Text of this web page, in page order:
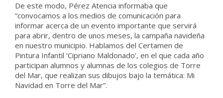
De este modo, Pérez Atencia informaba que
“convocamos a los medios de comunicación para
informar acerca de un evento importante que servirá
para abrir, dentro de unos meses, la campaña navideña
en nuestro municipio. Hablamos del Certamen de
Pintura Infantil ‘Cipriano Maldonado’, en el que cada año
participan alumnos y alumnas de los colegios de Torre
del Mar, que realizan sus dibujos bajo la temática: Mi
Navidad en Torre del Mar”.